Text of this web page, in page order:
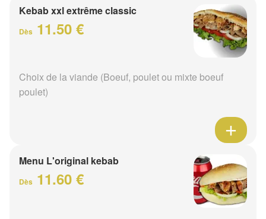
Kebab xxl extrême classic
Dès 11.50 €
Choix de la viande (Boeuf, poulet ou mixte boeuf
poulet)
Menu L'original kebab
Dès 11.60 €